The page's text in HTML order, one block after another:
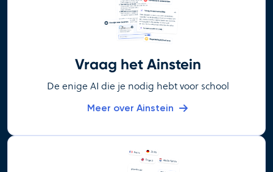
Vraag het Ainstein
De enige AI die je nodig hebt voor school
Meer over Ainstein